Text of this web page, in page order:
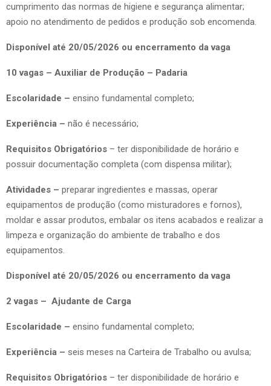
cumprimento das normas de higiene e segurança alimentar;
apoio no atendimento de pedidos e produção sob encomenda.
Disponível até 20/05/2026 ou encerramento da vaga
10 vagas – Auxiliar de Produção – Padaria
Escolaridade – ensino fundamental completo;
Experiência – não é necessário;
Requisitos Obrigatórios – ter disponibilidade de horário e
possuir documentação completa (com dispensa militar);
Atividades – preparar ingredientes e massas, operar
equipamentos de produção (como misturadores e fornos),
moldar e assar produtos, embalar os itens acabados e realizar a
limpeza e organização do ambiente de trabalho e dos
equipamentos.
Disponível até 20/05/2026 ou encerramento da vaga
2 vagas – Ajudante de Carga
Escolaridade – ensino fundamental completo;
Experiência – seis meses na Carteira de Trabalho ou avulsa;
Requisitos Obrigatórios – ter disponibilidade de horário e